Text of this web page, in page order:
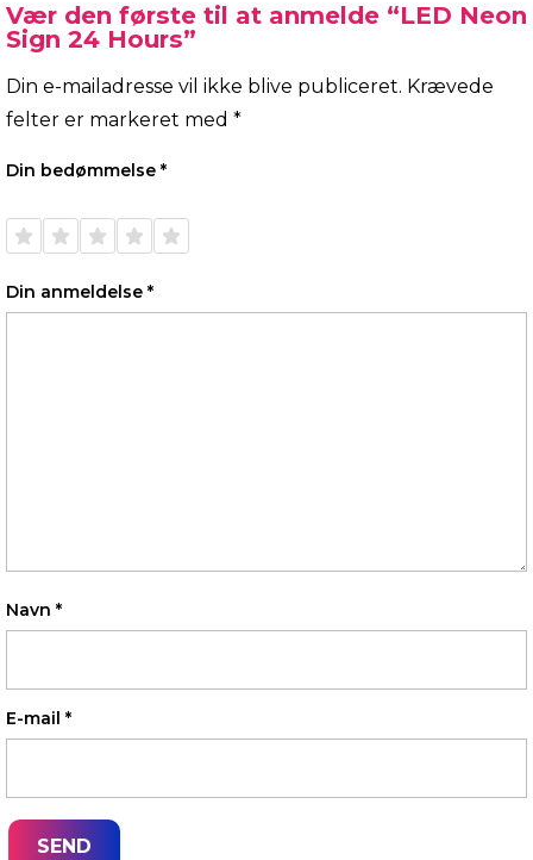
Vær den første til at anmelde “LED Neon
Sign 24 Hours”
Din e-mailadresse vil ikke blive publiceret. Krævede
felter er markeret med *
Din bedømmelse *
Din anmeldelse *
Navn *
E-mail *